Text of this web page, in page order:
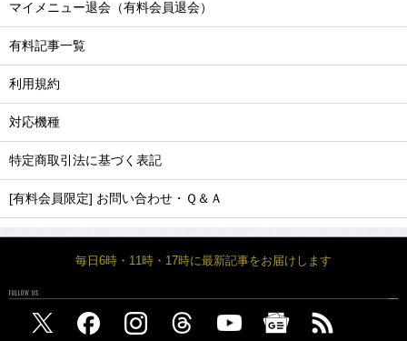
マイメニュー退会（有料会員退会）
有料記事一覧
利用規約
対応機種
特定商取引法に基づく表記
[有料会員限定] お問い合わせ・Ｑ＆Ａ
毎日6時・11時・17時に最新記事をお届けします
FOLLOW US